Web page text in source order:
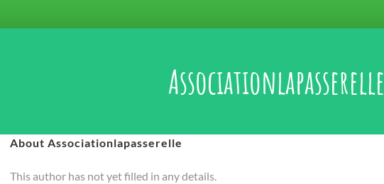
Associationlapasserelle
About Associationlapasserelle
This author has not yet filled in any details.